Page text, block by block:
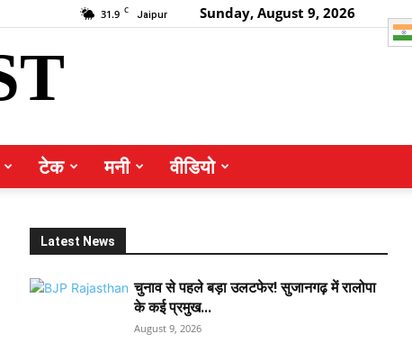
31.9 C Jaipur Sunday, August 9, 2026
टेक मनी वीडियो
Latest News
चुनाव से पहले बड़ा उलटफेर! सुजानगढ़ में रालोपा
के कई प्रमुख...
August 9, 2026